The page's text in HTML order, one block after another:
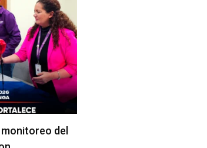
del